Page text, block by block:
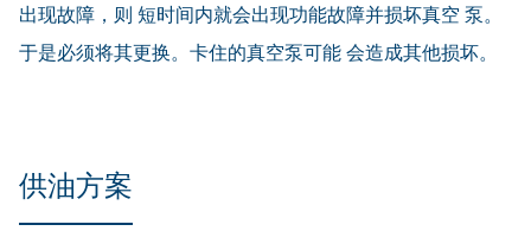
出现故障，则 短时间内就会出现功能故障并损坏真空 泵。
于是必须将其更换。卡住的真空泵可能 会造成其他损坏。
供油方案